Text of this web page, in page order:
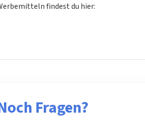
findest du hier:
Fragen?